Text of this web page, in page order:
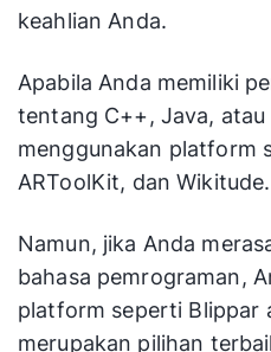
keahlian Anda.
Apabila Anda memiliki
tentang C++, Java,
menggunakan platform
ARToolKit, dan Wikitude.
Namun, jika Anda
bahasa pemrograman,
platform seperti Blippar
merupakan pilihan